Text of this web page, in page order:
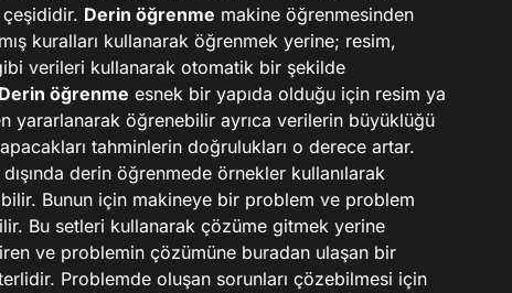
çeşididir. Derin öğrenme makine öğrenmesinden
kuralları kullanarak öğrenmek yerine; resim,
verileri kullanarak otomatik bir şekilde
Derin öğrenme esnek bir yapıda olduğu için resim ya
yararlanarak öğrenebilir ayrıca verilerin büyüklüğü
tahminlerin doğrulukları o derece artar.
dışında derin öğrenmede örnekler kullanılarak
Bunun için makineye bir problem ve problem
Bu setleri kullanarak çözüme gitmek yerine
ve problemin çözümüne buradan ulaşan bir
Problemde oluşan sorunları çözebilmesi için